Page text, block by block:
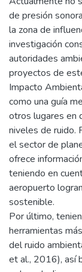
de presión
la zona de
investigación
autoridades
proyectos de
Impacto
como una guía
otros lugares en
niveles de ruido.
el sector de
ofrece
teniendo en
aeropuerto
sostenible.
Por último,
herramientas
del ruido
et al., 2016), así